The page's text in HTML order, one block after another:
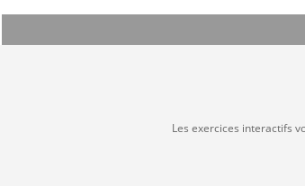
Les exercices interactifs